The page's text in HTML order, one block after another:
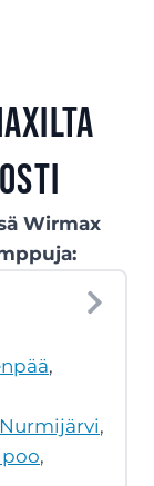
Wirmax
,
Nurmijärvi,
,